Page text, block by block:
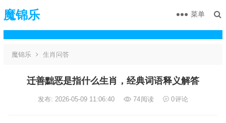
魔锦乐 菜单
魔锦乐 生肖问答
迁善黜恶是指什么生肖，经典词语释义解答
发布: 2026-05-09 11:06:40 74阅读 0评论